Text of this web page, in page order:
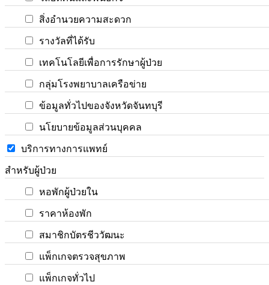
สิ่งอำนวยความสะดวก
รางวัลที่ได้รับ
เทคโนโลยีเพื่อการรักษาผู้ป่วย
กลุ่มโรงพยาบาลเครือข่าย
ข้อมูลทั่วไปของจังหวัดจันทบุรี
นโยบายข้อมูลส่วนบุคคล
บริการทางการแพทย์
สำหรับผู้ป่วย
หอพักผู้ป่วยใน
ราคาห้องพัก
สมาชิกบัตรชีววัฒนะ
แพ็กเกจตรวจสุขภาพ
แพ็กเกจทั่วไป